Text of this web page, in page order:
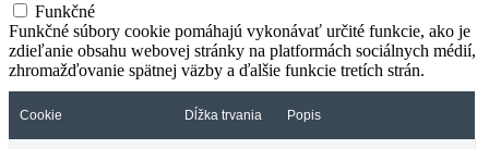
Funkčné
Funkčné súbory cookie pomáhajú vykonávať určité funkcie, ako je
zdieľanie obsahu webovej stránky na platformách sociálnych médií,
zhromažďovanie spätnej väzby a ďalšie funkcie tretích strán.
Cookie Dĺžka trvania Popis